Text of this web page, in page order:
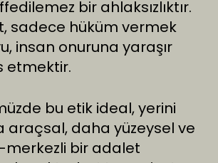
bir ahlaksızlıktır.
sadece hüküm vermek
insan onuruna yaraşır
etmektir.
bu etik ideal, yerini
araçsal, daha yüzeysel ve
bir adalet